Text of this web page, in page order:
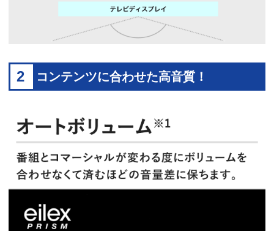
2 コンテンツに合わせた高音質！